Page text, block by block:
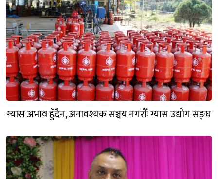
ग्यास अभाव हुँदैन, अनावश्यक सञ्चय नगरौँः ग्यास उद्योग सङ्घ